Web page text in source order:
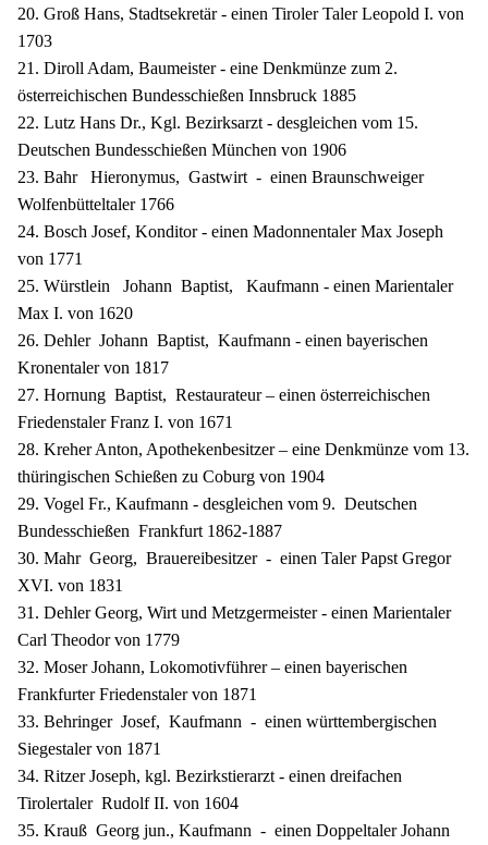
20. Groß Hans, Stadtsekretär - einen Tiroler Taler Leopold I. von
1703
21. Diroll Adam, Baumeister - eine Denkmünze zum 2.
österreichischen Bundesschießen Innsbruck 1885
22. Lutz Hans Dr., Kgl. Bezirksarzt - desgleichen vom 15.
Deutschen Bundesschießen München von 1906
23. Bahr Hieronymus, Gastwirt - einen Braunschweiger
Wolfenbütteltaler 1766
24. Bosch Josef, Konditor - einen Madonnentaler Max Joseph
von 1771
25. Würstlein Johann Baptist, Kaufmann - einen Marientaler
Max I. von 1620
26. Dehler Johann Baptist, Kaufmann - einen bayerischen
Kronentaler von 1817
27. Hornung Baptist, Restaurateur – einen österreichischen
Friedenstaler Franz I. von 1671
28. Kreher Anton, Apothekenbesitzer – eine Denkmünze vom 13.
thüringischen Schießen zu Coburg von 1904
29. Vogel Fr., Kaufmann - desgleichen vom 9. Deutschen
Bundesschießen Frankfurt 1862-1887
30. Mahr Georg, Brauereibesitzer - einen Taler Papst Gregor
XVI. von 1831
31. Dehler Georg, Wirt und Metzgermeister - einen Marientaler
Carl Theodor von 1779
32. Moser Johann, Lokomotivführer – einen bayerischen
Frankfurter Friedenstaler von 1871
33. Behringer Josef, Kaufmann - einen württembergischen
Siegestaler von 1871
34. Ritzer Joseph, kgl. Bezirkstierarzt - einen dreifachen
Tirolertaler Rudolf II. von 1604
35. Krauß Georg jun., Kaufmann - einen Doppeltaler Johann